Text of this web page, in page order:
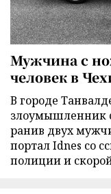
Мужчина с
человек в
В городе
злоумышленник
ранив двух
портал Idnes со
полиции и